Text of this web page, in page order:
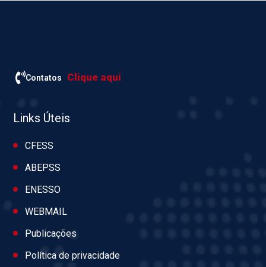
Contatos Clique aqui
Links Úteis
CFESS
ABEPSS
ENESSO
WEBMAIL
Publicações
Política de privacidade